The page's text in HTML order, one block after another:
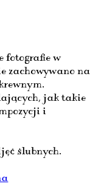
fotografie w
zachowywano na
jak takie
i
ślubnych.